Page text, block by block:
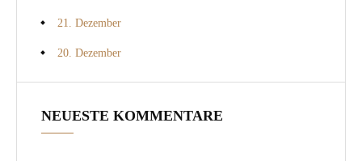
21. Dezember
20. Dezember
NEUESTE KOMMENTARE